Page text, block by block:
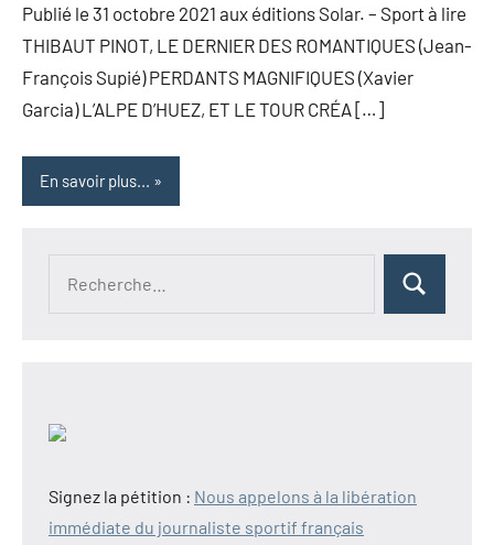
Publié le 31 octobre 2021 aux éditions Solar. – Sport à lire
THIBAUT PINOT, LE DERNIER DES ROMANTIQUES (Jean-
François Supié) PERDANTS MAGNIFIQUES (Xavier
Garcia) L’ALPE D’HUEZ, ET LE TOUR CRÉA […]
En savoir plus...
Rechercher
Signez la pétition : Nous appelons à la libération
immédiate du journaliste sportif français